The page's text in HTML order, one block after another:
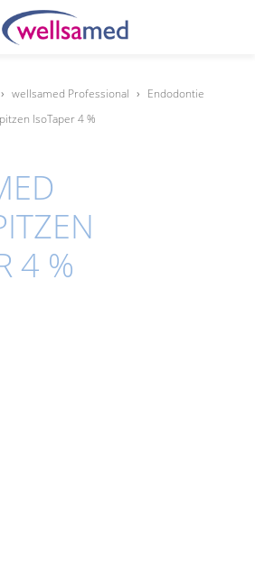
› wellsamed Professional › Endodontie
IsoTaper 4 %
4 %